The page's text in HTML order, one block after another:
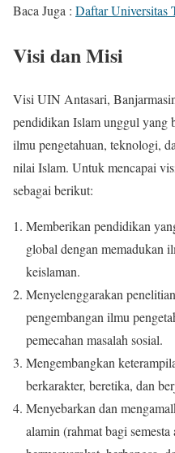
Baca Juga : Daftar Universitas
Visi dan Misi
Visi UIN Antasari,
pendidikan Islam unggul yang
ilmu pengetahuan, teknologi,
nilai Islam. Untuk mencapai
sebagai berikut:
Memberikan pendidikan
global dengan memadukan
keislaman.
Menyelenggarakan
pengembangan ilmu
pemecahan masalah sosial.
Mengembangkan
berkarakter, beretika, dan
Menyebarkan dan
alamin (rahmat bagi